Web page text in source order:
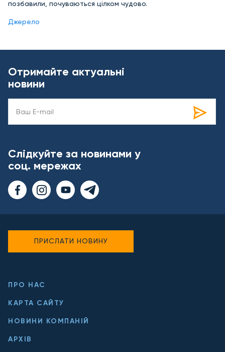
позбавили, почуваються цілком чудово.
Джерело
Отримайте актуальні
новини
Слідкуйте за новинами у
соц. мережах
ПРО НАС
КАРТА САЙТУ
НОВИНИ КОМПАНІЙ
АРХІВ
ПРИСЛАТИ НОВИНУ